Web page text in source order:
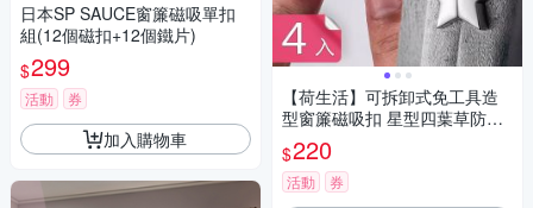
日本SP SAUCE窗簾磁吸單扣
組(12個磁扣+12個鐵片)
$299
活動 券
加入購物車
【荷生活】可拆卸式免工具造
型窗簾磁吸扣 星型四葉草防漏
光磁吸式固定器-4入組
$220
活動 券